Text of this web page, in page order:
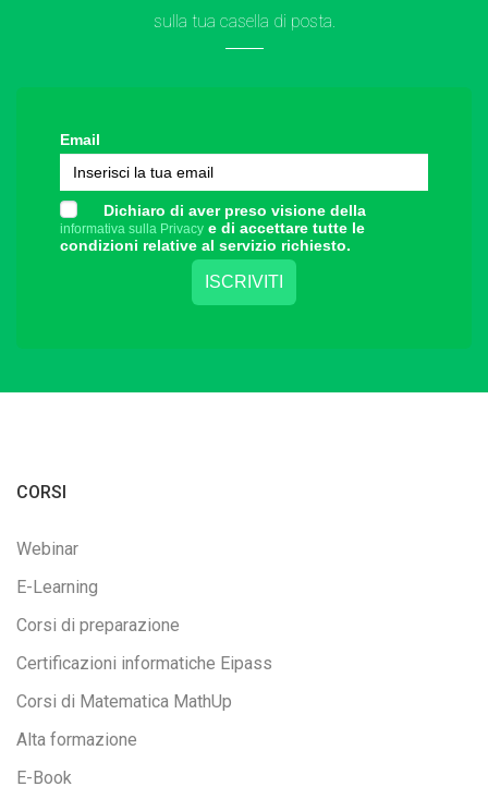
sulla tua casella di posta.
Email
Dichiaro di aver preso visione della
informativa sulla Privacy e di accettare tutte le
condizioni relative al servizio richiesto.
CORSI
Webinar
E-Learning
Corsi di preparazione
Certificazioni informatiche Eipass
Corsi di Matematica MathUp
Alta formazione
E-Book